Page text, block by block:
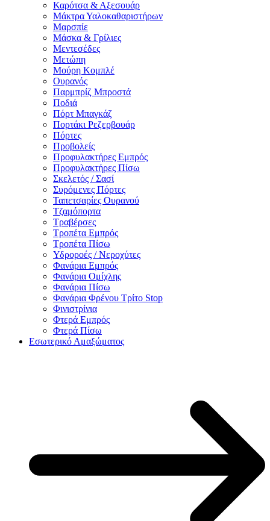
Καρότσα & Αξεσουάρ
Μάκτρα Υαλοκαθαριστήρων
Μαρσπίε
Μάσκα & Γρίλιες
Μεντεσέδες
Μετώπη
Μούρη Κομπλέ
Ουρανός
Παρμπρίζ Μπροστά
Ποδιά
Πόρτ Μπαγκάζ
Πορτάκι Ρεζερβουάρ
Πόρτες
Προβολείς
Προφυλακτήρες Εμπρός
Προφυλακτήρες Πίσω
Σκελετός / Σασί
Συρόμενες Πόρτες
Ταπετσαρίες Ουρανού
Τζαμόπορτα
Τραβέρσες
Τροπέτα Εμπρός
Τροπέτα Πίσω
Υδροροές / Νεροχύτες
Φανάρια Εμπρός
Φανάρια Ομίχλης
Φανάρια Πίσω
Φανάρια Φρένου Τρίτο Stop
Φινιστρίνια
Φτερά Εμπρός
Φτερά Πίσω
Εσωτερικό Αμαξώματος